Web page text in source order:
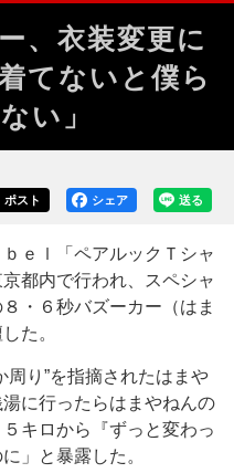
、衣装変更に
てないと僕ら
い」
送る
シェア
ポスト
ｌ「ペアルックＴシャ
都内で行われ、スペシャ
・６秒バズーカー（はま
た。
り”を指摘されたはまや
に行ったらはまやねんの
キロから『ずっと変わっ
」と暴露した。